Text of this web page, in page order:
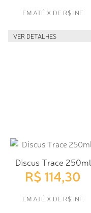
EM ATÉ X DE R$ INF
VER DETALHES
Discus Trace 250ml
R$ 114,30
EM ATÉ X DE R$ INF